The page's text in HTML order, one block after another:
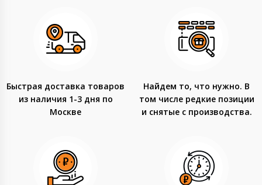
Быстрая доставка товаров
из наличия 1-3 дня по
Москве
Найдем то, что нужно. В
том числе редкие позиции
и снятые с производства.